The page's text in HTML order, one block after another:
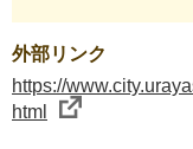
外部リンク
https://
html